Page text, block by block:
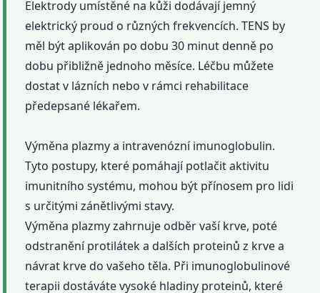
Elektrody umístěné na kůži dodávají jemný
elektrický proud o různých frekvencích. TENS by
měl být aplikován po dobu 30 minut denně po
dobu přibližně jednoho měsíce. Léčbu můžete
dostat v lázních nebo v rámci rehabilitace
předepsané lékařem.
Výměna plazmy a intravenózní imunoglobulin.
Tyto postupy, které pomáhají potlačit aktivitu
imunitního systému, mohou být přínosem pro lidi
s určitými zánětlivými stavy.
Výměna plazmy zahrnuje odběr vaší krve, poté
odstranění protilátek a dalších proteinů z krve a
návrat krve do vašeho těla. Při imunoglobulinové
terapii dostáváte vysoké hladiny proteinů, které